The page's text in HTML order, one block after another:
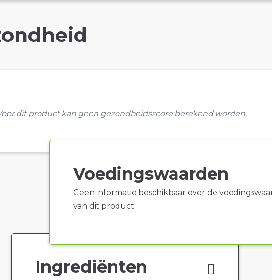
dit product kan geen gezondheidsscore berekend worden.
Voedingswaarden
Geen informatie beschikbaar over de
van dit product
Ingrediënten